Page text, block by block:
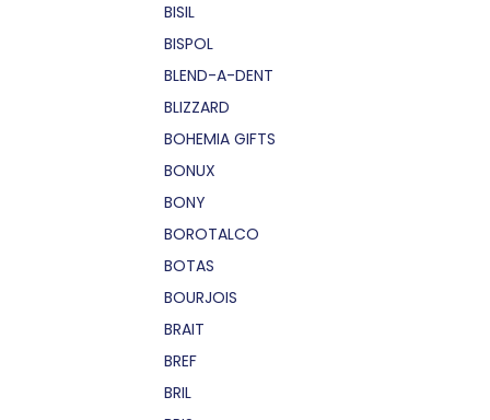
BISIL
BISPOL
BLEND-A-DENT
BLIZZARD
BOHEMIA GIFTS
BONUX
BONY
BOROTALCO
BOTAS
BOURJOIS
BRAIT
BREF
BRIL